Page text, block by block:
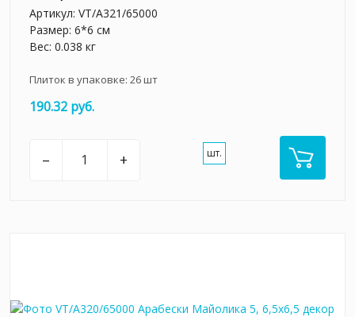
Артикул: VT/A321/65000
Размер: 6*6 см
Вес: 0.038 кг
Плиток в упаковке: 26шт
190.32 руб.
– + шт.